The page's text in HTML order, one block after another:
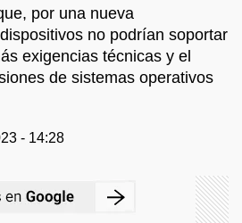
por una nueva
no podrían soportar
exigencias técnicas y el
de sistemas operativos
- 14:28